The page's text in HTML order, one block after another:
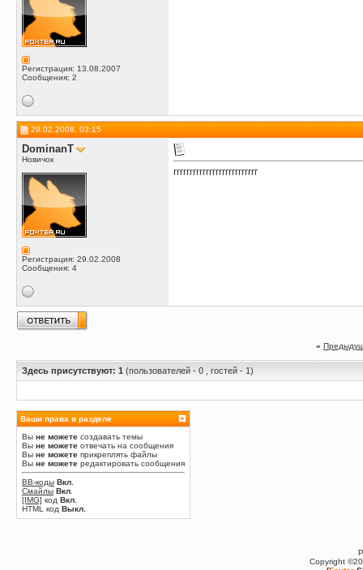
Регистрация: 13.08.2007
Сообщения: 2
29.02.2008, 03:15
DominanT
Новичок
Регистрация: 29.02.2008
Сообщения: 4
rrrrrrrrrrrrrrrrrrrrrrrrrr
«
Здесь присутствуют: 1 (пользователей - 0 , гостей - 1)
Ваши права в разделе
Вы не можете создавать темы
Вы не можете отвечать на сообщения
Вы не можете прикреплять файлы
Вы не можете редактировать сообщения
BB-коды Вкл.
Смайлы Вкл.
[IMG] код Вкл.
HTML код Выкл.
Copyright